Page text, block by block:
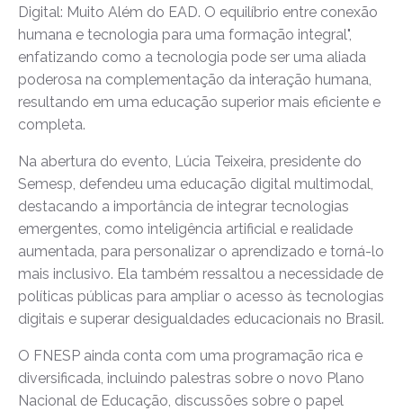
Digital: Muito Além do EAD. O equilíbrio entre conexão
humana e tecnologia para uma formação integral",
enfatizando como a tecnologia pode ser uma aliada
poderosa na complementação da interação humana,
resultando em uma educação superior mais eficiente e
completa.
Na abertura do evento, Lúcia Teixeira, presidente do
Semesp, defendeu uma educação digital multimodal,
destacando a importância de integrar tecnologias
emergentes, como inteligência artificial e realidade
aumentada, para personalizar o aprendizado e torná-lo
mais inclusivo. Ela também ressaltou a necessidade de
políticas públicas para ampliar o acesso às tecnologias
digitais e superar desigualdades educacionais no Brasil.
O FNESP ainda conta com uma programação rica e
diversificada, incluindo palestras sobre o novo Plano
Nacional de Educação, discussões sobre o papel